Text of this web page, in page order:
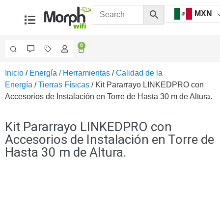
MXN
0
Videovigilancia
Accesorios
Generales
Ethernet y
FibraAccesorios
para
Computadora
Inicio / Energía / Herramientas /Calidad de la
Energía /Tierras Físicas / Kit Pararrayo LINKEDPRO con
Accesorios de Instalación en Torre de Hasta 30 m de Altura.
Kit Pararrayo LINKEDPRO con
Accesorios de Instalación en Torre de
Hasta 30 m de Altura.